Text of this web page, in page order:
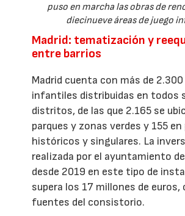
puso en marcha las obras de
diecinueve áreas de juego
Madrid: tematización y
entre barrios
Madrid cuenta con más de 2.300
infantiles distribuidas en todos
distritos, de las que 2.165 se
parques y zonas verdes y 155 en
históricos y singulares. La
realizada por el ayuntamiento
desde 2019 en este tipo de
supera los 17 millones de euros,
fuentes del consistorio.